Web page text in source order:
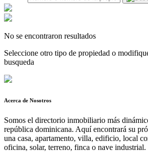
No se encontraron resultados
Seleccione otro tipo de propiedad o
busqueda
Acerca de Nosotros
Somos el directorio inmobiliario más
república dominicana. Aquí encontrará su
una casa, apartamento, villa, edificio, local
oficina, solar, terreno, finca o nave industrial.